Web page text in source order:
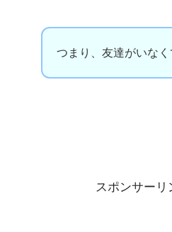
つまり、友達がいなく
スポンサーリ